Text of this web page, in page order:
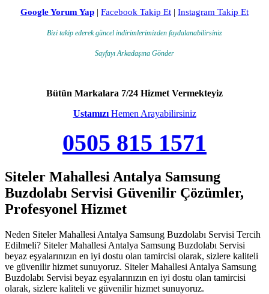
Google Yorum Yap | Facebook Takip Et | Instagram Takip Et
Bizi takip ederek güncel indirimlerimizden faydalanabilirsiniz
Sayfayı Arkadaşına Gönder
Bütün Markalara 7/24 Hizmet Vermekteyiz
Ustamızı Hemen Arayabilirsiniz
0505 815 1571
Siteler Mahallesi Antalya Samsung
Buzdolabı Servisi Güvenilir Çözümler,
Profesyonel Hizmet
Neden Siteler Mahallesi Antalya Samsung Buzdolabı Servisi Tercih
Edilmeli? Siteler Mahallesi Antalya Samsung Buzdolabı Servisi
beyaz eşyalarınızın en iyi dostu olan tamircisi olarak, sizlere kaliteli
ve güvenilir hizmet sunuyoruz. Siteler Mahallesi Antalya Samsung
Buzdolabı Servisi beyaz eşyalarınızın en iyi dostu olan tamircisi
olarak, sizlere kaliteli ve güvenilir hizmet sunuyoruz.